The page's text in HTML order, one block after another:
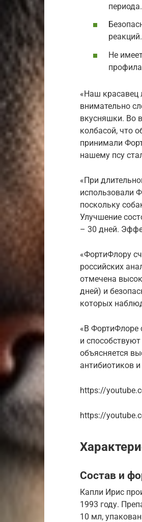
периода.
реакций.
Не
«Наш красавец
внимательно
вкусняшки. Во
колбасой, что
принимали
нашему псу
«При
использовали
поскольку
Улучшение
– 30 дней.
«ФортиФлору
российских
отмечена
дней) и
которых
«В ФортиФлоре
и
объясняется
антибиотиков
https://
https://
Состав и
Капли Ирис
1993 году.
10 мл,